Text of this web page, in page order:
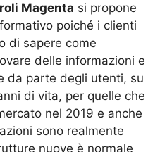
Magenta si propone
poiché i clienti
di sapere come
delle informazioni e
da parte degli utenti, su
di vita, per quelle che
nel 2019 e anche
sono realmente
nuove è normale